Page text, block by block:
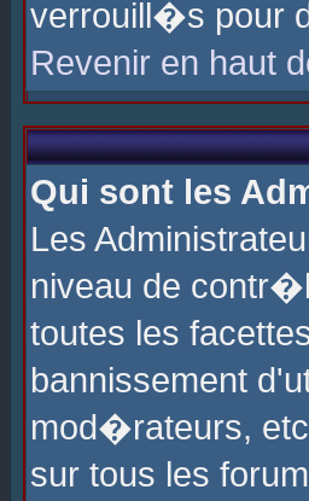
verrouill�s pour
Revenir en haut
Qui sont les
Les
niveau de
toutes les
bannissement
mod�rateurs,
sur tous les